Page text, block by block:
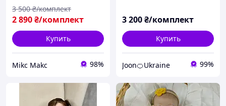
2 890₴/комплект
3 500 ₴/комплект
Купить
Mikc Makc 98%
3 200₴/комплект
Купить
Joon🍊Ukraine 99%